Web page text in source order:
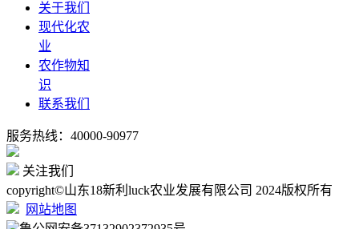
关于我们
现代化农
业
农作物知
识
联系我们
服务热线：40000-90977
关注我们
copyright©山东18新利luck农业发展有限公司 2024版权所有
网站地图